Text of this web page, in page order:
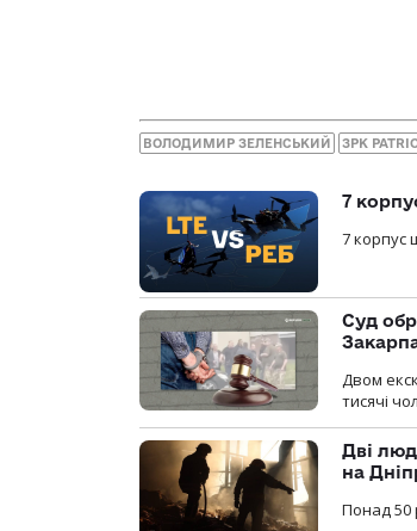
ВОЛОДИМИР ЗЕЛЕНСЬКИЙ ЗРК
7
7 корпус
Суд
Двом
тисячі
Дві
на
Понад 50